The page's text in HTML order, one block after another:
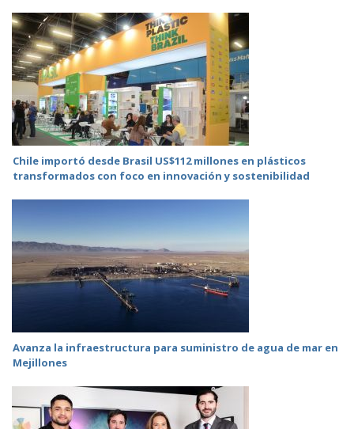
Chile importó desde Brasil US$112 millones en plásticos
transformados con foco en innovación y sostenibilidad
Avanza la infraestructura para suministro de agua de mar en
Mejillones